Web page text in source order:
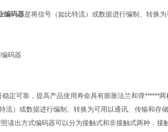
编码器是将信号（如比特流）或数据进行编制、转换
码器
定可靠，提高产品使用寿命具有膨胀法兰和弹******
流）或数据进行编制、转换为可用以通讯、传输和存
读出方式编码器可以分为接触式和非接触式两种．